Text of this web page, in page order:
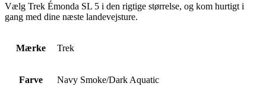
Vælg Trek Émonda SL 5 i den rigtige størrelse, og kom hurtigt i
gang med dine næste landevejsture.
Mærke Trek
Farve Navy Smoke/Dark Aquatic